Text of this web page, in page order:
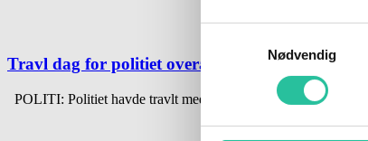
Nødvendig
Travl dag for politiet overalt på øen – 18 kørte
POLITI: Politiet havde travlt med trafikanter i går: En 52-årig